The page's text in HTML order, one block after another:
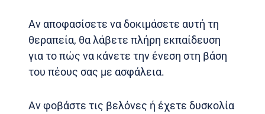
Αν αποφασίσετε να δοκιμάσετε αυτή τη
θεραπεία, θα λάβετε πλήρη εκπαίδευση
για το πώς να κάνετε την ένεση στη βάση
του πέους σας με ασφάλεια.
Αν φοβάστε τις βελόνες ή έχετε δυσκολία